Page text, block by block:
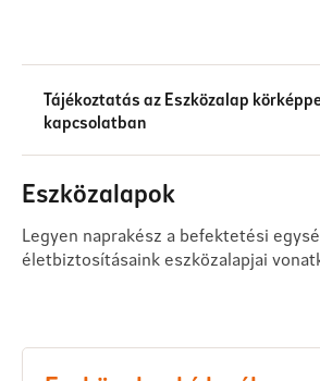
Tájékoztatás az Eszközalap
kapcsolatban
Eszközalapok
Legyen naprakész a befektetési
életbiztosításaink eszközalapjai